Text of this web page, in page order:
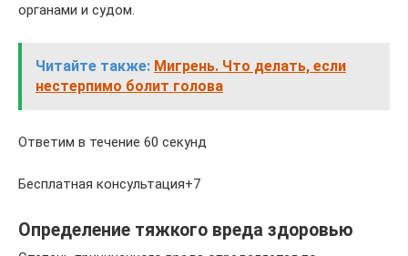
органами и судом.
Читайте также: Мигрень. Что делать, если
нестерпимо болит голова
Ответим в течение 60 секунд
Бесплатная консультация+7
Определение тяжкого вреда здоровью